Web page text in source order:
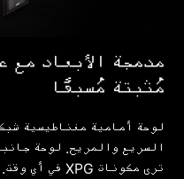
مُثبتة مُسبقًا
لوحة أمامية مغناطيسية
ترى مكونات XPG في أي وقت.